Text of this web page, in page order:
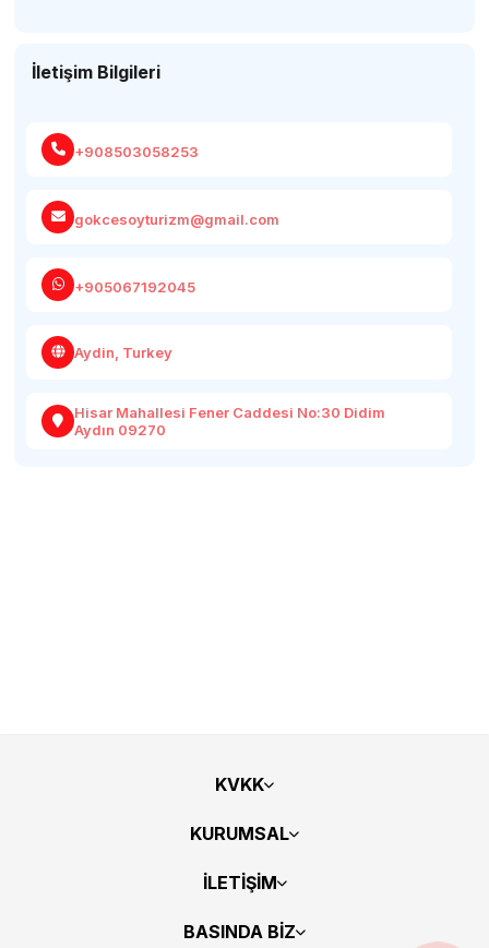
İletişim Bilgileri
+908503058253
gokcesoyturizm@gmail.com
+905067192045
Aydin, Turkey
Hisar Mahallesi Fener Caddesi No:30 Didim
Aydın 09270
KVKK
KURUMSAL
İLETİŞİM
BASINDA BİZ